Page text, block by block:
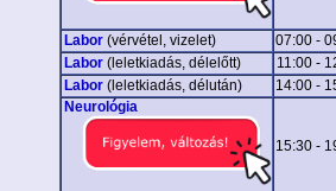
Labor (vérvétel, vizelet)
07:00 -
Labor (leletkiadás, délelőtt)
11:00 -
Labor (leletkiadás, délután)
14:00 -
Neurológia
15:30 -